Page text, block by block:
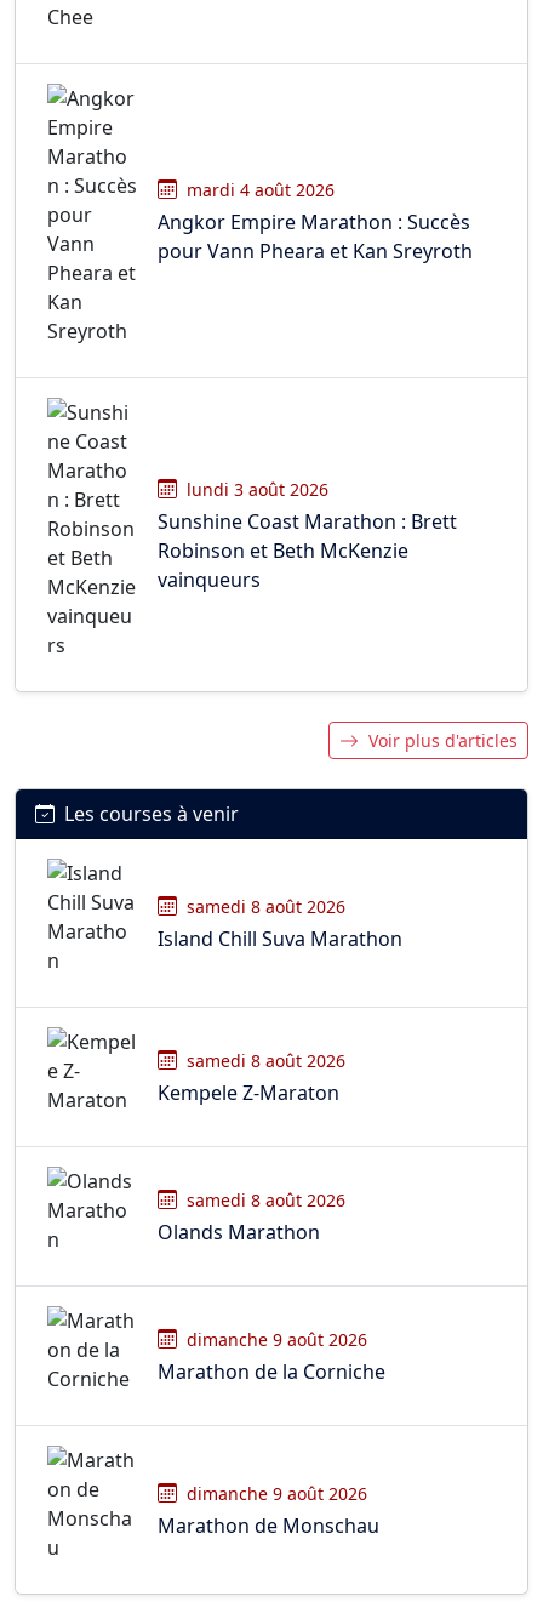
mardi 4 août 2026
Angkor Empire Marathon : Succès
pour Vann Pheara et Kan Sreyroth
lundi 3 août 2026
Sunshine Coast Marathon : Brett
Robinson et Beth McKenzie
vainqueurs
Voir plus d'articles
Les courses à venir
samedi 8 août 2026
Island Chill Suva Marathon
samedi 8 août 2026
Kempele Z-Maraton
samedi 8 août 2026
Olands Marathon
dimanche 9 août 2026
Marathon de la Corniche
dimanche 9 août 2026
Marathon de Monschau